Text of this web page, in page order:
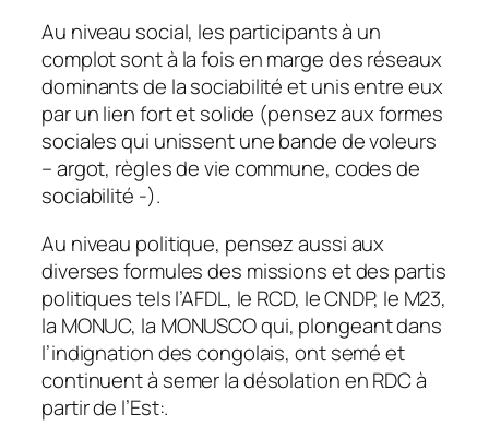
Au niveau social, les participants à un
complot sont à la fois en marge des réseaux
dominants de la sociabilité et unis entre eux
par un lien fort et solide (pensez aux formes
sociales qui unissent une bande de voleurs
– argot, règles de vie commune, codes de
sociabilité -).
Au niveau politique, pensez aussi aux
diverses formules des missions et des partis
politiques tels l’AFDL, le RCD, le CNDP, le M23,
la MONUC, la MONUSCO qui, plongeant dans
l’indignation des congolais, ont semé et
continuent à semer la désolation en RDC à
partir de l’Est:.